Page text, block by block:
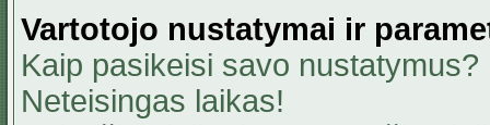
Vartotojo nustatymai ir
Kaip pasikeisi savo nustatymus?
Neteisingas laikas!